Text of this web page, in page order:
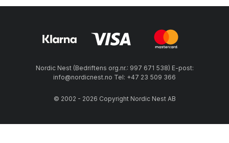
Nordic Nest (Bedriftens org.nr.: 997 671 538) E-post:
info@nordicnest.no Tel: +47 23 509 366
© 2002 - 2026 Copyright Nordic Nest AB